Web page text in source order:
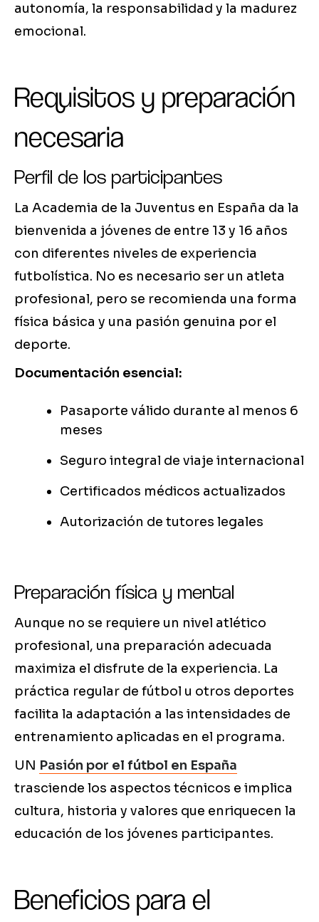
autonomía, la responsabilidad y la madurez
emocional.
Requisitos y preparación
necesaria
Perfil de los participantes
La Academia de la Juventus en España da la
bienvenida a jóvenes de entre 13 y 16 años
con diferentes niveles de experiencia
futbolística. No es necesario ser un atleta
profesional, pero se recomienda una forma
física básica y una pasión genuina por el
deporte.
Documentación esencial:
Pasaporte válido durante al menos 6
meses
Seguro integral de viaje internacional
Certificados médicos actualizados
Autorización de tutores legales
Preparación física y mental
Aunque no se requiere un nivel atlético
profesional, una preparación adecuada
maximiza el disfrute de la experiencia. La
práctica regular de fútbol u otros deportes
facilita la adaptación a las intensidades de
entrenamiento aplicadas en el programa.
UN Pasión por el fútbol en España
trasciende los aspectos técnicos e implica
cultura, historia y valores que enriquecen la
educación de los jóvenes participantes.
Beneficios para el